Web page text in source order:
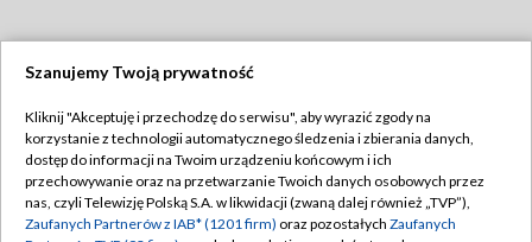
TVP
Abonament TVP
Emisja w TVP
Regulamin TVP
Polityka prywatności
Szanujemy Twoją prywatność
Kliknij "Akceptuję i przechodzę do serwisu", aby wyrazić zgody na
korzystanie z technologii automatycznego śledzenia i zbierania danych,
dostęp do informacji na Twoim urządzeniu końcowym i ich
przechowywanie oraz na przetwarzanie Twoich danych osobowych przez
nas, czyli Telewizję Polską S.A. w likwidacji (zwaną dalej również „TVP”),
Zaufanych Partnerów z IAB* (1201 firm) oraz pozostałych Zaufanych